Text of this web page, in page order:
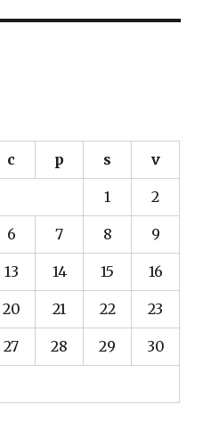
c p s v
1 2
6 7 8 9
13 14 15 16
20 21 22 23
27 28 29 30